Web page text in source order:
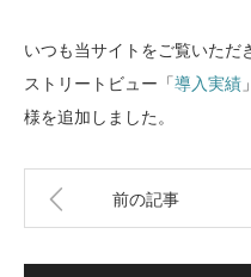
いつも当サイトをご覧いただ
ストリートビュー「導入実績
様を追加しました。
前の記事